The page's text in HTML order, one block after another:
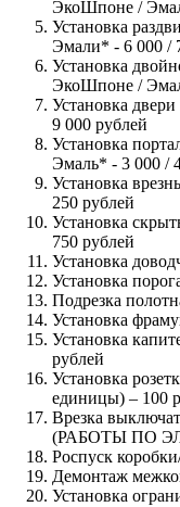
ЭкоШпоне /
Установка
Эмали* - 6 000 /
Установка
ЭкоШпоне /
Установка
9 000 рублей
Установка
Эмаль* - 3 000 /
Установка
250 рублей
Установка
750 рублей
Установка
Установка
Подрезка
Установка
Установка
рублей
Установка
единицы) – 100
Врезка
(РАБОТЫ ПО
Роспуск
Демонтаж
Установка